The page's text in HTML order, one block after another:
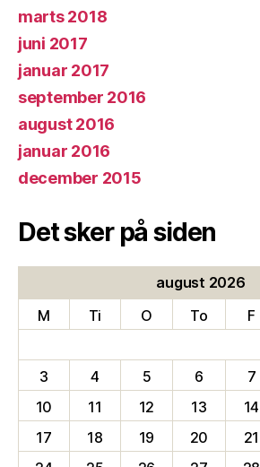
marts 2018
juni 2017
januar 2017
september 2016
august 2016
januar 2016
december 2015
Det sker på siden
august 2026
M
Ti O To F
3
4 5 6 7
10
11 12 13 14
17
18 19 20 21